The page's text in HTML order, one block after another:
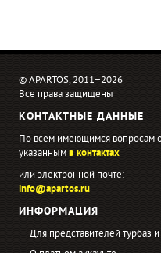
© APARTOS, 2011−2026
Все права защищены
КОНТАКТНЫЕ ДАННЫЕ
По всем имеющимся вопросам
указаннымв контактах
или электронной почте:
info@apartos.ru
ИНФОРМАЦИЯ
Для представителей турбаз